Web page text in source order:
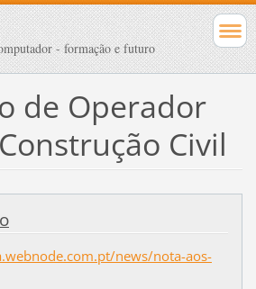
- formação e futuro
de Operador
Civil
news/nota-aos-